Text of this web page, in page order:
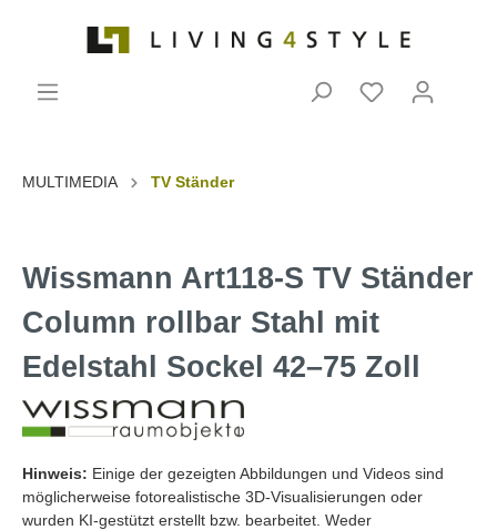
MULTIMEDIA TV Ständer
Wissmann Art118-S TV Ständer
Column rollbar Stahl mit
Edelstahl Sockel 42–75 Zoll
Hinweis: Einige der gezeigten Abbildungen und Videos sind
möglicherweise fotorealistische 3D-Visualisierungen oder
wurden KI-gestützt erstellt bzw. bearbeitet. Weder